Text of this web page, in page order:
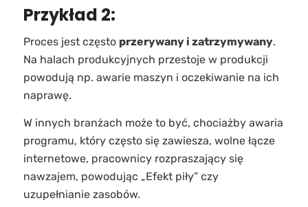
Przykład 2:
Proces jest często przerywany i zatrzymywany.
Na halach produkcyjnych przestoje w produkcji
powodują np. awarie maszyn i oczekiwanie na ich
naprawę.
W innych branżach może to być, chociażby awaria
programu, który często się zawiesza, wolne łącze
internetowe, pracownicy rozpraszający się
nawzajem, powodując „Efekt piły” czy
uzupełnianie zasobów.